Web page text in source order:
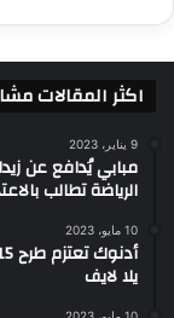
اكثر المقالات
9 يناير، 2023
مبابي يُدافع عن
الرياضة تطالب
10 مايو، 2023
يلا لايف